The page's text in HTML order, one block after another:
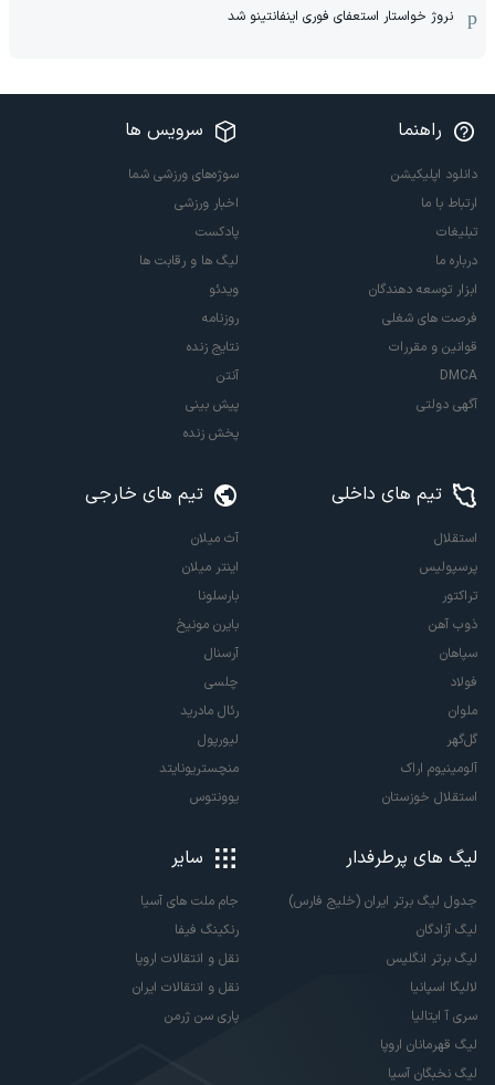
نروژ خواستار استعفای فوری اینفانتینو شد
راهنما
دانلود اپلیکیشن
ارتباط با ما
تبلیغات
درباره ما
ابزار توسعه دهندگان
فرصت های شغلی
قوانین و مقررات
DMCA
آگهی دولتی
سرویس ها
سوژه‌های ورزشی شما
اخبار ورزشی
پادکست
لیگ ها و رقابت ها
ویدئو
روزنامه
نتایج زنده
آنتن
پیش بینی
پخش زنده
تیم های داخلی
استقلال
پرسپولیس
تراکتور
ذوب آهن
سپاهان
فولاد
ملوان
گل‌گهر
آلومینیوم اراک
استقلال خوزستان
تیم های خارجی
آث میلان
اینتر میلان
بارسلونا
بایرن مونیخ
آرسنال
چلسی
رئال مادرید
لیورپول
منچستریونایتد
یوونتوس
لیگ های پرطرفدار
جدول لیگ برتر ایران (خلیج فارس)
لیگ آزادگان
لیگ برتر انگلیس
لالیگا اسپانیا
سری آ ایتالیا
لیگ قهرمانان اروپا
لیگ نخبگان آسیا
سایر
جام ملت های آسیا
رنکینگ فیفا
نقل و انتقالات اروپا
نقل و انتقالات ایران
پاری سن ژرمن